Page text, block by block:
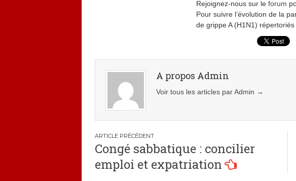
Rejoignez-nous sur le forum
Pour suivre l’évolution de la
de grippe A (H1N1) répertoriés
A propos Admin
Voir tous les articles par Admin →
Navigation
de
Congé sabbatique : concilier
emploi et expatriation